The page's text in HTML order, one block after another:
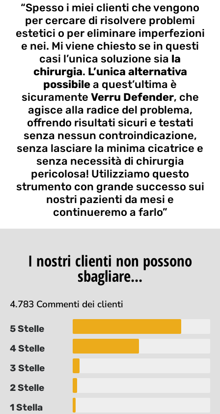
“Spesso i miei clienti che vengono
per cercare di risolvere problemi
estetici o per eliminare imperfezioni
e nei. Mi viene chiesto se in questi
casi l’unica soluzione sia la
chirurgia. L’unica alternativa
possibilea quest’ultima è
sicuramente Verru Defender, che
agisce alla radice del problema,
offrendo risultati sicuri e testati
senza nessun controindicazione,
senza lasciare la minima cicatrice e
senza necessità di chirurgia
pericolosa! Utilizziamo questo
strumento con grande successo sui
nostri pazienti da mesi e
continueremo a farlo”
I nostri clienti non possono
sbagliare...
4.783 Commenti dei clienti
5 Stelle
4 Stelle
3 Stelle
2 Stelle
1 Stella